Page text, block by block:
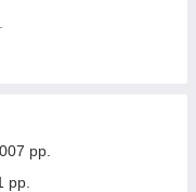
рр.
рр.
рр.